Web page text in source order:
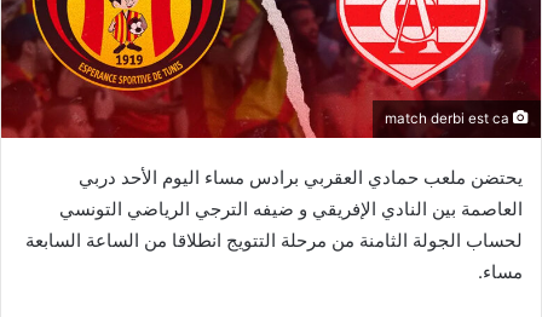
يحتضن ملعب حمادي العقربي برادس مساء اليوم الأحد دربي
العاصمة بين النادي الإفريقي و ضيفه الترجي الرياضي التونسي
لحساب الجولة الثامنة من مرحلة التتويج انطلاقا من الساعة السابعة
مساء.